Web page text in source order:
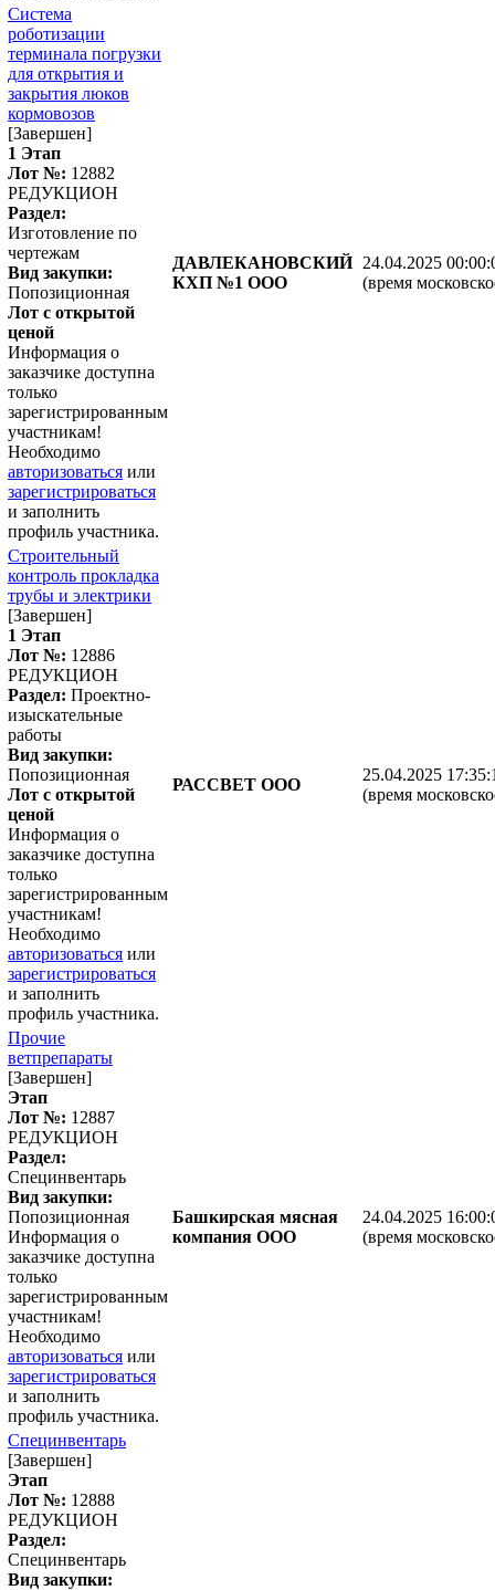
Система
роботизации
терминала погрузки
для открытия и
закрытия люков
кормовозов
[Завершен]
1 Этап
Лот №: 12882
РЕДУКЦИОН
Раздел:
Изготовление по
чертежам
Вид закупки:
Попозиционная
Лот с открытой
ценой
Информация о
заказчике доступна
только
зарегистрированным
участникам!
Необходимо
авторизоваться или
зарегистрироваться
и заполнить
профиль участника.
ДАВЛЕКАНОВСКИЙ
КХП №1 ООО
24.04.2025
(время
Строительный
контроль прокладка
трубы и электрики
[Завершен]
1 Этап
Лот №: 12886
РЕДУКЦИОН
Раздел: Проектно-
изыскательные
работы
Вид закупки:
Попозиционная
Лот с открытой
ценой
Информация о
заказчике доступна
только
зарегистрированным
участникам!
Необходимо
авторизоваться или
зарегистрироваться
и заполнить
профиль участника.
РАССВЕТ ООО
25.04.2025
(время
Прочие
ветпрепараты
[Завершен]
Этап
Лот №: 12887
РЕДУКЦИОН
Раздел:
Специнвентарь
Вид закупки:
Попозиционная
Информация о
заказчике доступна
только
зарегистрированным
участникам!
Необходимо
авторизоваться или
зарегистрироваться
и заполнить
профиль участника.
Башкирская мясная
компания ООО
24.04.2025
(время
Специнвентарь
[Завершен]
Этап
Лот №: 12888
РЕДУКЦИОН
Раздел:
Специнвентарь
Вид закупки: